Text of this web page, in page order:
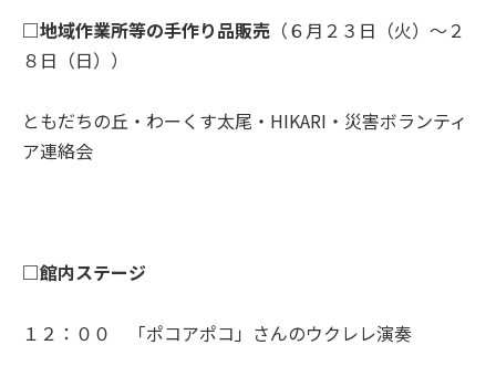
□地域作業所等の手作り品販売 （６月２３日（火）～２
８日（日））
ともだちの丘・わーくす太尾・HIKARI・災害ボランティ
ア連絡会
□館内ステージ
１２：００ 「ポコアポコ」さんのウクレレ演奏